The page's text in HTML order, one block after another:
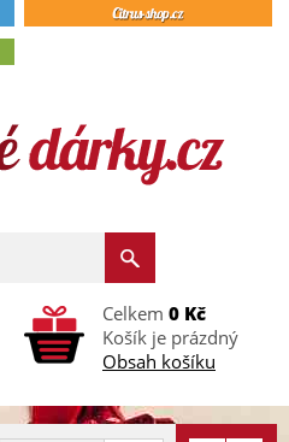
Celkem 0 Kč
Košík je prázdný
Obsah košíku